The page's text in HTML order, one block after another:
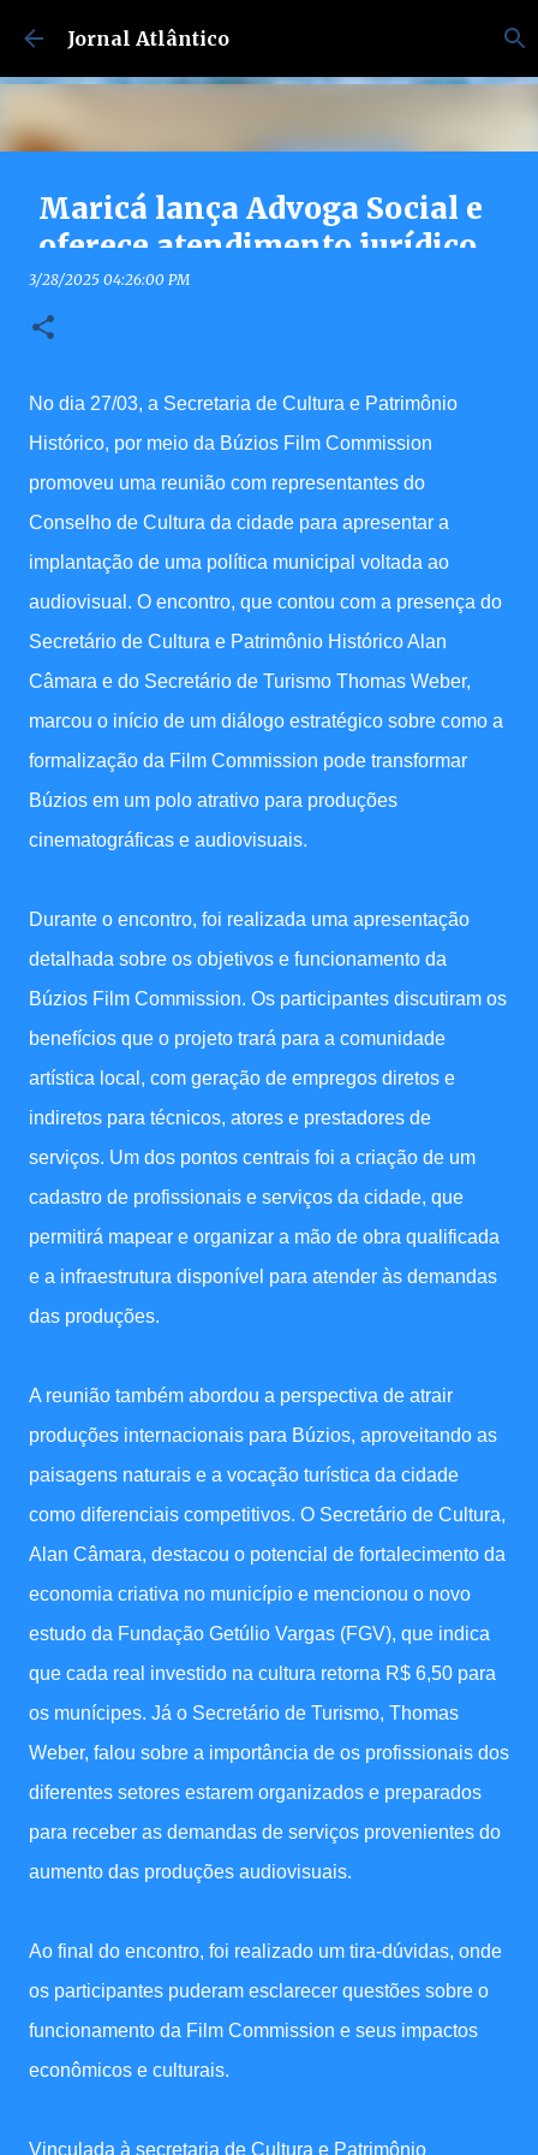
Pular para o conteúdo principal
Jornal Atlântico
Maricá lança Advoga Social e
oferece atendimento jurídico
gratuito e online 24h para
moradores
3/28/2025 04:26:00 PM
No dia 27/03, a Secretaria de Cultura e Patrimônio
Histórico, por meio da Búzios Film Commission
promoveu uma reunião com representantes do
Conselho de Cultura da cidade para apresentar a
implantação de uma política municipal voltada ao
audiovisual. O encontro, que contou com a presença do
Secretário de Cultura e Patrimônio Histórico Alan
Câmara e do Secretário de Turismo Thomas Weber,
marcou o início de um diálogo estratégico sobre como a
formalização da Film Commission pode transformar
Búzios em um polo atrativo para produções
cinematográficas e audiovisuais.
Durante o encontro, foi realizada uma apresentação
detalhada sobre os objetivos e funcionamento da
Búzios Film Commission. Os participantes discutiram os
benefícios que o projeto trará para a comunidade
artística local, com geração de empregos diretos e
indiretos para técnicos, atores e prestadores de
serviços. Um dos pontos centrais foi a criação de um
cadastro de profissionais e serviços da cidade, que
permitirá mapear e organizar a mão de obra qualificada
e a infraestrutura disponível para atender às demandas
das produções.
A reunião também abordou a perspectiva de atrair
produções internacionais para Búzios, aproveitando as
paisagens naturais e a vocação turística da cidade
como diferenciais competitivos. O Secretário de Cultura,
Alan Câmara, destacou o potencial de fortalecimento da
economia criativa no município e mencionou o novo
estudo da Fundação Getúlio Vargas (FGV), que indica
que cada real investido na cultura retorna R$ 6,50 para
os munícipes. Já o Secretário de Turismo, Thomas
Weber, falou sobre a importância de os profissionais dos
diferentes setores estarem organizados e preparados
para receber as demandas de serviços provenientes do
aumento das produções audiovisuais.
Ao final do encontro, foi realizado um tira-dúvidas, onde
os participantes puderam esclarecer questões sobre o
funcionamento da Film Commission e seus impactos
econômicos e culturais.
Vinculada à secretaria de Cultura e Patrimônio